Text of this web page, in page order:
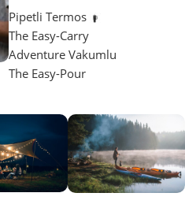
Pipetli Termos
The Easy-Carry
Adventure Vakumlu
The Easy-Pour